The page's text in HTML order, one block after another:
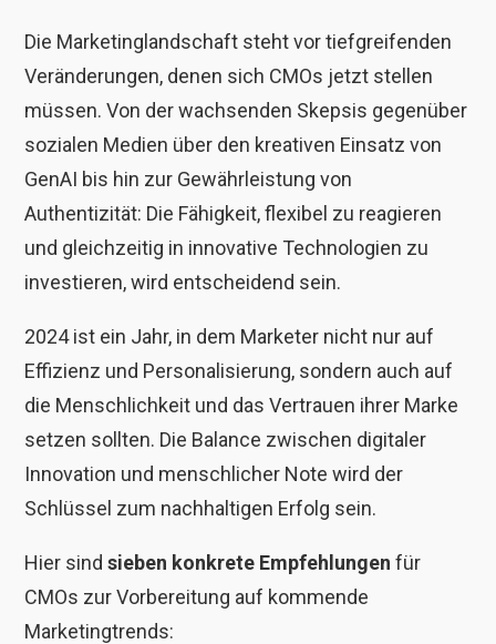
Die Marketinglandschaft steht vor tiefgreifenden
Veränderungen, denen sich CMOs jetzt stellen
müssen. Von der wachsenden Skepsis gegenüber
sozialen Medien über den kreativen Einsatz von
GenAI bis hin zur Gewährleistung von
Authentizität: Die Fähigkeit, flexibel zu reagieren
und gleichzeitig in innovative Technologien zu
investieren, wird entscheidend sein.
2024 ist ein Jahr, in dem Marketer nicht nur auf
Effizienz und Personalisierung, sondern auch auf
die Menschlichkeit und das Vertrauen ihrer Marke
setzen sollten. Die Balance zwischen digitaler
Innovation und menschlicher Note wird der
Schlüssel zum nachhaltigen Erfolg sein.
Hier sindsieben konkrete Empfehlungen für
CMOs zur Vorbereitung auf kommende
Marketingtrends: